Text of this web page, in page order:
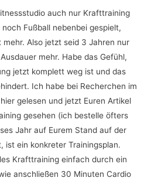
auch nur Krafttraining
Fußball nebenbei gespielt,
Also jetzt seid 3 Jahren nur
mehr. Habe das Gefühl,
jetzt komplett weg ist und das
Ich habe bei Recherchen im
gelesen und jetzt Euren Artikel
gesehen (ich bestelle öfters
Jahr auf Eurem Stand auf der
ist ein konkreter Trainingsplan.
Krafttraining einfach durch ein
anschließen 30 Minuten Cardio